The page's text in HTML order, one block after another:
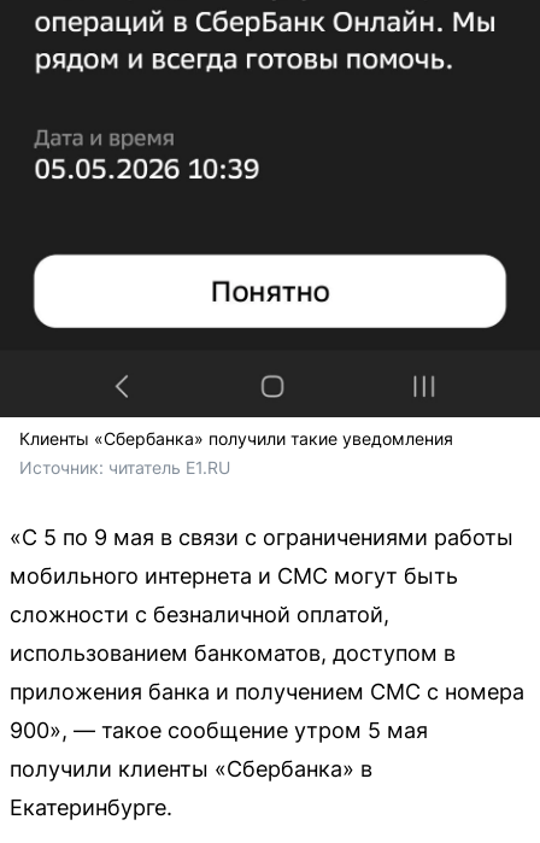
Клиенты «Сбербанка» получили такие уведомления
Источник: читатель E1.RU
«С 5 по 9 мая в связи с ограничениями работы
мобильного интернета и СМС могут быть
сложности с безналичной оплатой,
использованием банкоматов, доступом в
приложения банка и получением СМС с номера
900», — такое сообщение утром 5 мая
получили клиенты «Сбербанка» в
Екатеринбурге.